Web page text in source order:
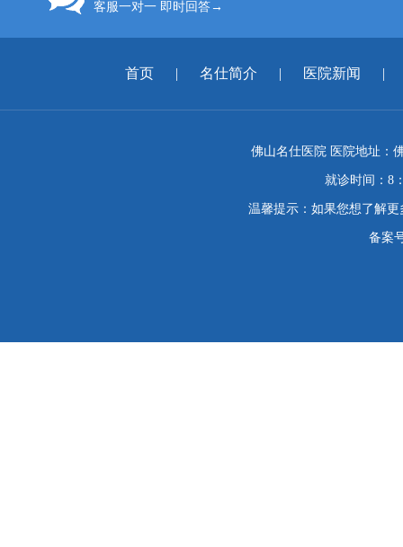
客服一对一 即时回答→
首页 | 名仕简介 | 医院新闻 |
佛山名仕医院 医院地址：
就诊时间：8
温馨提示：如果您想了解
备案